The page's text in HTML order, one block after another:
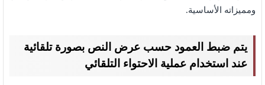
ومميزاته الأساسية.
يتم ضبط العمود حسب عرض النص بصورة تلقائية
عند استخدام عملية الاحتواء التلقائي